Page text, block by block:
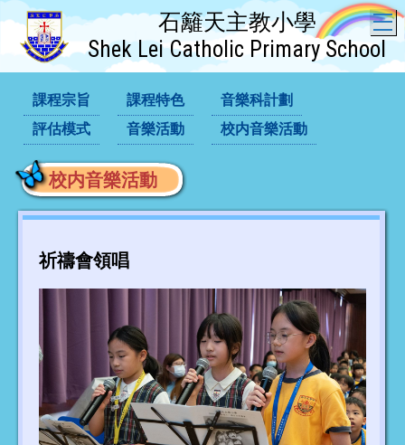
石籬天主教小學
Shek Lei Catholic Primary School
課程宗旨 課程特色
音樂科計劃
評估模式
音樂活動 校内音樂活動
校内音樂活動
祈禱會領唱